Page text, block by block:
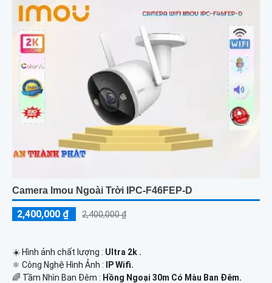
Camera Imou Ngoài Trời IPC-F46FEP-D
2,400,000 ₫ 2,400,000 ₫
☀️ Hình ảnh chất lượng : Ultra 2k .
⚛️ Công Nghệ Hình Ảnh :
IP Wifi.
🌈 Tầm Nhìn Ban Đêm : Hồng Ngoại 30m Có Màu Ban Đêm.